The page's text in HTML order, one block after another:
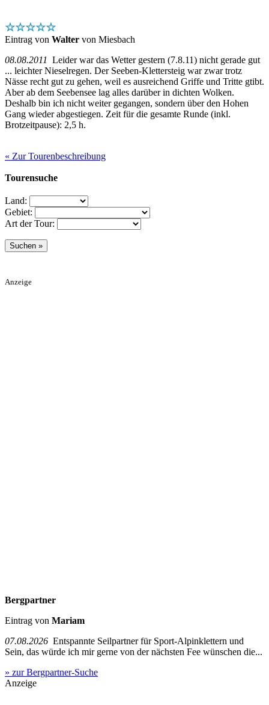
☆☆☆☆☆
Eintrag von Walter von Miesbach
08.08.2011 Leider war das Wetter gestern (7.8.11) nicht gerade gut
... leichter Nieselregen. Der Seeben-Klettersteig war zwar trotz
Nässe recht gut zu gehen, weil es ausreichend Griffe und Tritte gtibt.
Aber ab dem Seebensee lag alles darüber in dichten Wolken.
Deshalb bin ich nicht weiter gegangen, sondern über den Hohen
Gang wieder abgestiegen. Zeit für die gesamte Runde (inkl.
Brotzeitpause): 2,5 h.
« Zur Tourenbeschreibung
Tourensuche
Land:
Gebiet:
Art der Tour:
Anzeige
Bergpartner
Eintrag von Mariam
07.08.2026 Entspannte Seilpartner für Sport-Alpinklettern und
Sein, das würde ich mir gerne von der nächsten Fee wünschen die...
» zur Bergpartner-Suche
Anzeige